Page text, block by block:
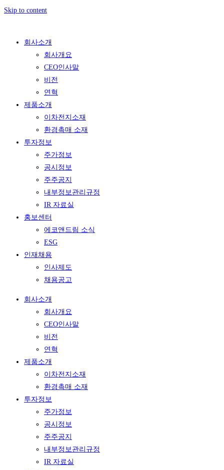
Skip to content
회사소개
회사개요
CEO인사말
비전
연혁
제품소개
이차전지소재
환경촉매 소재
투자정보
주가정보
공시정보
주주공지
내부정보관리규정
IR 자료실
홍보센터
에코앤드림 소식
ESG
인재채용
인사제도
채용공고
회사소개
회사개요
CEO인사말
비전
연혁
제품소개
이차전지소재
환경촉매 소재
투자정보
주가정보
공시정보
주주공지
내부정보관리규정
IR 자료실